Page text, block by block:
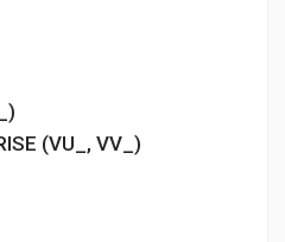
(VU_, VV_)